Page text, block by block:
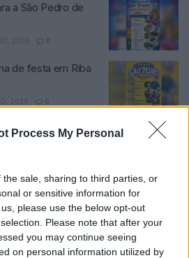
Process My Personal
sale, sharing to third parties, or
or sensitive information for
please use the below opt-out
Please note that after your
you may continue seeing
on personal information utilized by
a São Pedro de
2026 0
de festa em Riba
2026 0
de Ave com
Merche Romero
de Esmeriz
a S. Pedro
2025 0
festa a S. Pedro